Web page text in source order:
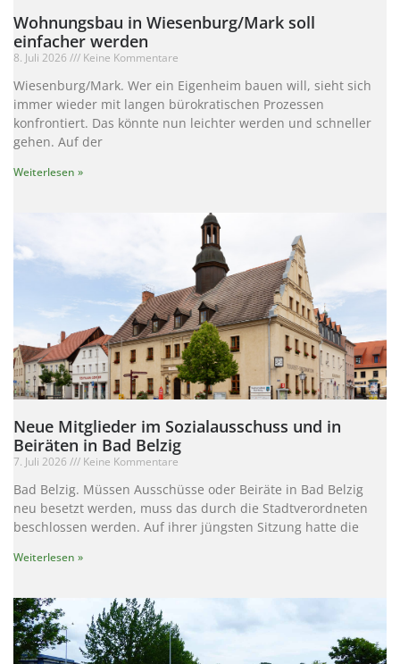
Wohnungsbau in Wiesenburg/Mark soll
einfacher werden
8. Juli 2026 Keine Kommentare
Wiesenburg/Mark. Wer ein Eigenheim bauen will, sieht sich
immer wieder mit langen bürokratischen Prozessen
konfrontiert. Das könnte nun leichter werden und schneller
gehen. Auf der
Weiterlesen »
Neue Mitglieder im Sozialausschuss und in
Beiräten in Bad Belzig
7. Juli 2026 Keine Kommentare
Bad Belzig. Müssen Ausschüsse oder Beiräte in Bad Belzig
neu besetzt werden, muss das durch die Stadtverordneten
beschlossen werden. Auf ihrer jüngsten Sitzung hatte die
Weiterlesen »